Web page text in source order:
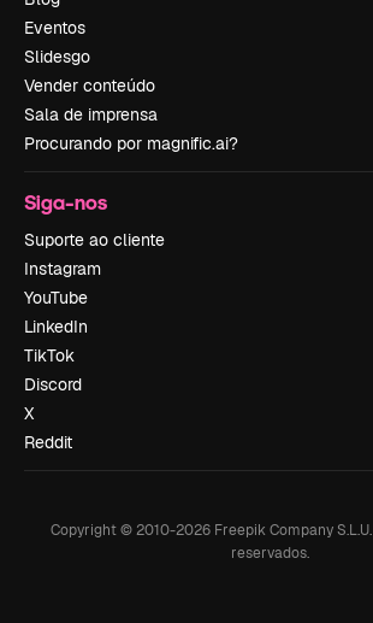
Eventos
Slidesgo
Vender conteúdo
Sala de imprensa
Procurando por magnific.ai?
Siga-nos
Suporte ao cliente
Instagram
YouTube
LinkedIn
TikTok
Discord
X
Reddit
Copyright © 2010-2026Freepik Company S.L.U.
reservados.